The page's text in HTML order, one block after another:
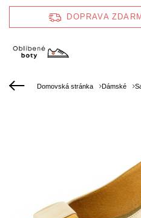
DOPRAVA
Domovská stránka Dámské